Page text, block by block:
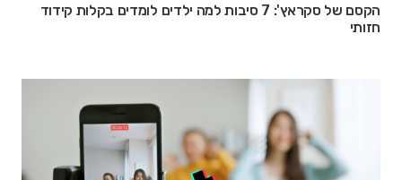
הקסם של סקראץ': 7 סיבות למה ילדים לומדים בקלות קידוד
חזותי